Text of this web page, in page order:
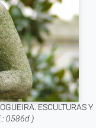
ESCULTURAS Y
0586d )